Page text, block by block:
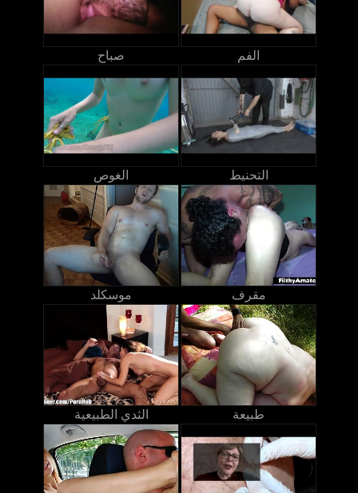
صباح الفم
الغوص التحنيط
موسكلد مقرف
الثدي الطبيعية طبيعة